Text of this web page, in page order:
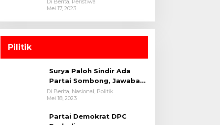
Di Berita, Peristiwa
Mei 17, 2023
Pilitik
Surya Paloh Sindir Ada
Partai Sombong, Jawaban
Megawati
Di Berita, Nasional, Politik
Mei 18, 2023
Partai Demokrat DPC